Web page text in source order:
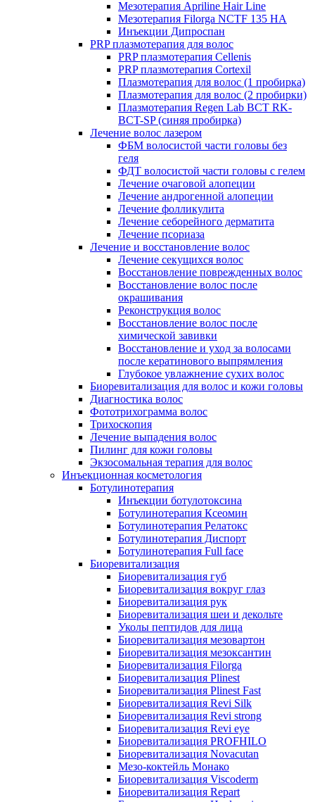
Мезотерапия Apriline Hair Line
Мезотерапия Filorga NCTF 135 HA
Инъекции Дипроспан
PRP плазмотерапия для волос
PRP плазмотерапия Cellenis
PRP плазмотерапия Cortexil
Плазмотерапия для волос (1 пробирка)
Плазмотерапия для волос (2 пробирки)
Плазмотерапия Regen Lab BCT RK-
BCT-SP (синяя пробирка)
Лечение волос лазером
ФБМ волосистой части головы без
геля
ФДТ волосистой части головы с гелем
Лечение очаговой алопеции
Лечение андрогенной алопеции
Лечение фолликулита
Лечение себорейного дерматита
Лечение псориаза
Лечение и восстановление волос
Лечение секущихся волос
Восстановление поврежденных волос
Восстановление волос после
окрашивания
Реконструкция волос
Восстановление волос после
химической завивки
Восстановление и уход за волосами
после кератинового выпрямления
Глубокое увлажнение сухих волос
Биоревитализация для волос и кожи головы
Диагностика волос
Фототрихограмма волос
Трихоскопия
Лечение выпадения волос
Пилинг для кожи головы
Экзосомальная терапия для волос
Инъекционная косметология
Ботулинотерапия
Инъекции ботулотоксина
Ботулинотерапия Ксеомин
Ботулинотерапия Релатокс
Ботулинотерапия Диспорт
Ботулинотерапия Full face
Биоревитализация
Биоревитализация губ
Биоревитализация вокруг глаз
Биоревитализация рук
Биоревитализация шеи и декольте
Уколы пептидов для лица
Биоревитализация мезовартон
Биоревитализация мезоксантин
Биоревитализация Filorga
Биоревитализация Plinest
Биоревитализация Plinest Fast
Биоревитализация Revi Silk
Биоревитализация Revi strong
Биоревитализация Revi eye
Биоревитализация PROFHILO
Биоревитализация Novacutan
Мезо-коктейль Монако
Биоревитализация Viscoderm
Биоревитализация Repart